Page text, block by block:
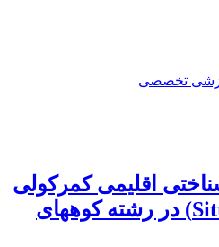
تخصصی
اقلیمی کمرکولی
جنگلی (Sitta europaea) در رشته کوههای